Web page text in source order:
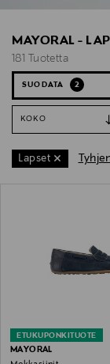
MAYORAL -
181 Tuotetta
SUODATA 2
KOKO
Lapset
ETUKUPONKITUOTE
MAYORAL